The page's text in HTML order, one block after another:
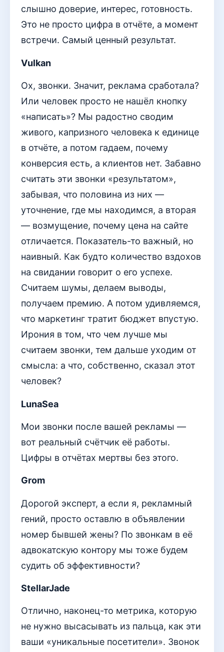
слышно доверие, интерес, готовность.
Это не просто цифра в отчёте, а момент
встречи. Самый ценный результат.
Vulkan
Ох, звонки. Значит, реклама сработала?
Или человек просто не нашёл кнопку
«написать»? Мы радостно сводим
живого, капризного человека к единице
в отчёте, а потом гадаем, почему
конверсия есть, а клиентов нет. Забавно
считать эти звонки «результатом»,
забывая, что половина из них —
уточнение, где мы находимся, а вторая
— возмущение, почему цена на сайте
отличается. Показатель-то важный, но
наивный. Как будто количество вздохов
на свидании говорит о его успехе.
Считаем шумы, делаем выводы,
получаем премию. А потом удивляемся,
что маркетинг тратит бюджет впустую.
Ирония в том, что чем лучше мы
считаем звонки, тем дальше уходим от
смысла: а что, собственно, сказал этот
человек?
LunaSea
Мои звонки после вашей рекламы —
вот реальный счётчик её работы.
Цифры в отчётах мертвы без этого.
Grom
Дорогой эксперт, а если я, рекламный
гений, просто оставлю в объявлении
номер бывшей жены? По звонкам в её
адвокатскую контору мы тоже будем
судить об эффективности?
StellarJade
Отлично, наконец-то метрика, которую
не нужно высасывать из пальца, как эти
ваши «уникальные посетители». Звонок